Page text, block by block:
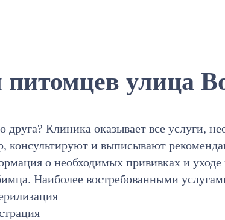
улица
Клиника оказывает все услуги,
консультируют и выписывают
о необходимых прививках и
Наиболее востребованными